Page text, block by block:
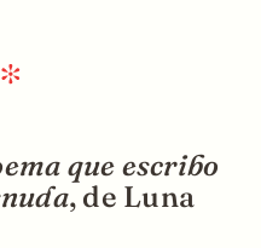
que escribo
, de Luna